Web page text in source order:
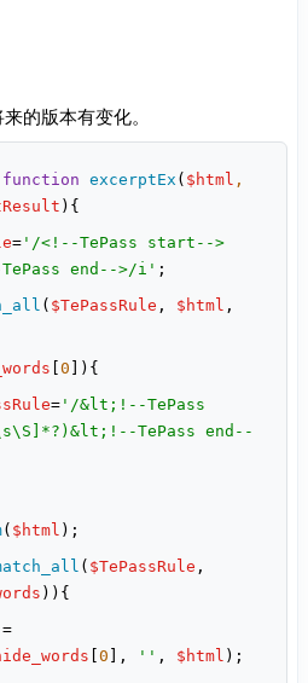
的版本有变化。
function excerptEx ( $html
)
= '/<!--TePass start-->
end-->/i'
( $TePassRule , $html
0
= '/&lt;!--TePass
TePass end--
( $html
( $TePassRule
0 ], '' , $html